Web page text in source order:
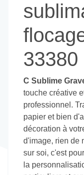
décoration à
sur soi, c'est
la
particuliers et
pour réfléchir à
les prestations
nos cerveaux
Pour la gravure,
pmma (c'est un
de chlore sous
matières. Pour
techniques :